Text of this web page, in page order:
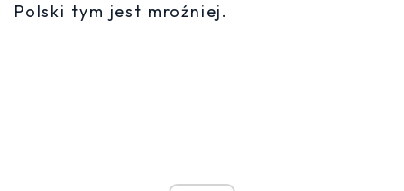
Polski tym jest mroźniej.